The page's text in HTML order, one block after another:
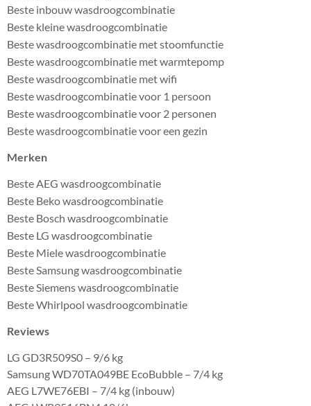
Beste inbouw wasdroogcombinatie
Beste kleine wasdroogcombinatie
Beste wasdroogcombinatie met stoomfunctie
Beste wasdroogcombinatie met warmtepomp
Beste wasdroogcombinatie met wifi
Beste wasdroogcombinatie voor 1 persoon
Beste wasdroogcombinatie voor 2 personen
Beste wasdroogcombinatie voor een gezin
Merken
Beste AEG wasdroogcombinatie
Beste Beko wasdroogcombinatie
Beste Bosch wasdroogcombinatie
Beste LG wasdroogcombinatie
Beste Miele wasdroogcombinatie
Beste Samsung wasdroogcombinatie
Beste Siemens wasdroogcombinatie
Beste Whirlpool wasdroogcombinatie
Reviews
LG GD3R509S0 – 9/6 kg
Samsung WD70TA049BE EcoBubble – 7/4 kg
AEG L7WE76EBI – 7/4 kg (inbouw)